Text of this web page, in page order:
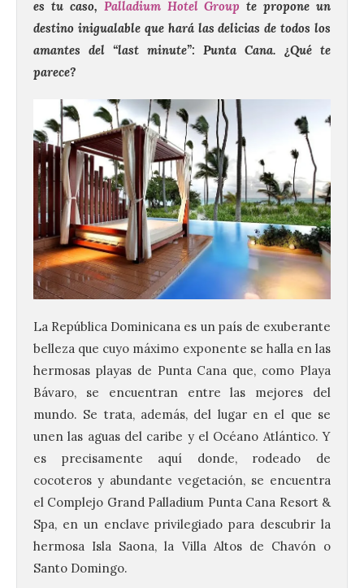
es tu caso, Palladium Hotel Group te propone un
destino inigualable que hará las delicias de todos los
amantes del “last minute”: Punta Cana. ¿Qué te
parece?
La República Dominicana es un país de exuberante
belleza que cuyo máximo exponente se halla en las
hermosas playas de Punta Cana que, como Playa
Bávaro, se encuentran entre las mejores del
mundo. Se trata, además, del lugar en el que se
unen las aguas del caribe y el Océano Atlántico. Y
es precisamente aquí donde, rodeado de
cocoteros y abundante vegetación, se encuentra
el Complejo Grand Palladium Punta Cana Resort &
Spa, en un enclave privilegiado para descubrir la
hermosa Isla Saona, la Villa Altos de Chavón o
Santo Domingo.